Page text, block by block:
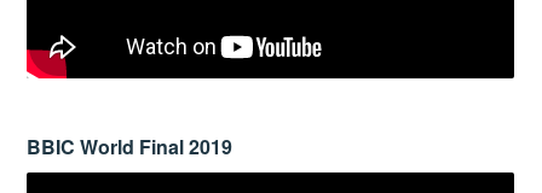
BBIC World Final 2019